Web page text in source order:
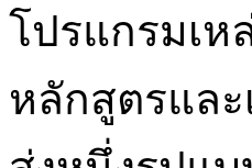
โปรแกรมเ
หลักสูตรแล